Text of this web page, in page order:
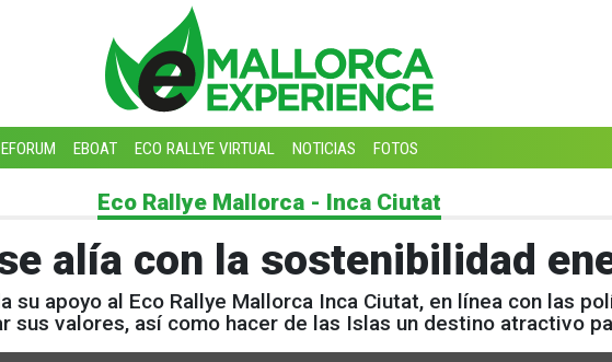
EFORUM EBOAT ECO RALLYE VIRTUAL NOTICIAS FOTOS
Eco Rallye Mallorca - Inca Ciutat
alía con la sostenibilidad
su apoyo al Eco Rallye Mallorca Inca Ciutat, en línea con las
sus valores, así como hacer de las Islas un destino atractivo